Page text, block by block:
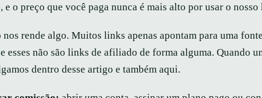
e o preço que você paga nunca é mais alto por usar o
rende algo. Muitos links apenas apontam para uma
esses não são links de afiliado de forma alguma. Quando
dentro desse artigo e também aqui.